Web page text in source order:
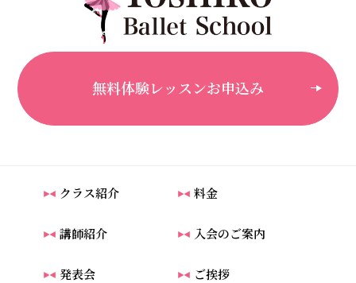
無料体験レッスンお申込み
クラス紹介 料金
講師紹介 入会のご案内
発表会 ご挨拶